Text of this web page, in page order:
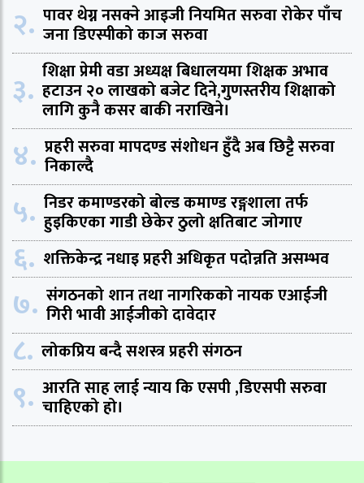
२. पावर थेग्न नसक्ने आइजी नियमित सरुवा रोकेर पाँच
जना डिएस्पीको काज सरुवा
३. शिक्षा प्रेमी वडा अध्यक्ष बिधालयमा शिक्षक अभाव
हटाउन २० लाखको बजेट दिने,गुणस्तरीय शिक्षाको
लागि कुनै कसर बाकी नराखिने।
४. प्रहरी सरुवा मापदण्ड संशोधन हुँदै अब छिट्टै सरुवा
निकाल्दै
५. निडर कमाण्डरको बोल्ड कमाण्ड रङ्गशाला तर्फ
हुइकिएका गाडी छेकेर ठुलो क्षतिबाट जोगाए
६. शक्तिकेन्द्र नधाइ प्रहरी अधिकृत पदोन्नति असम्भव
७. संगठनको शान तथा नागरिकको नायक एआईजी
गिरी भावी आईजीको दावेदार
८. लोकप्रिय बन्दै सशस्त्र प्रहरी संगठन
९. आरति साह लाई न्याय कि एसपी ,डिएसपी सरुवा
चाहिएको हो।